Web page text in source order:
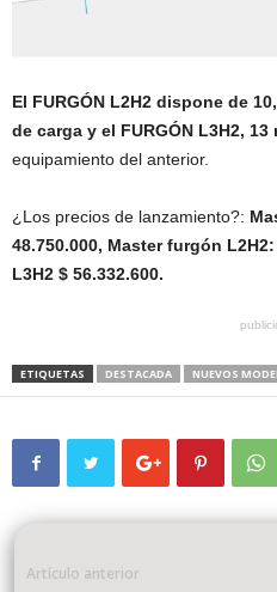
El FURGÓN L2H2 dispone de
de carga y el FURGÓN L3H2, 13
equipamiento del anterior.
¿Los precios de lanzamiento?:
48.750.000, Master furgón
L3H2 $ 56.332.600.
ETIQUETAS DESTACADA NUEVOS
Artículo anterior